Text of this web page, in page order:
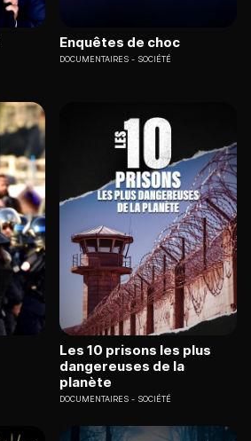
Enquêtes de choc
DOCUMENTAIRES SOCIÉTÉ
Les 10 prisons les plus
dangereuses de la
planète
DOCUMENTAIRES SOCIÉTÉ